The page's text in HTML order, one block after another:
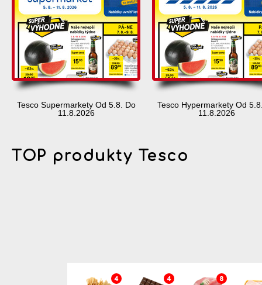
Tesco Supermarkety Od 5.8. Do
11.8.2026
Tesco Hypermarkety Od
11.8.2026
TOP produkty Tesco